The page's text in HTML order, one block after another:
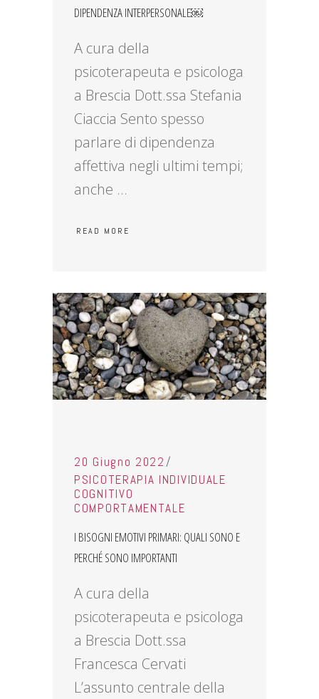
DIPENDENZA INTERPERSONALE￼
A cura della
psicoterapeuta e psicologa
a Brescia Dott.ssa Stefania
Ciaccia Sento spesso
parlare di dipendenza
affettiva negli ultimi tempi;
anche
READ MORE
20 Giugno 2022
PSICOTERAPIA INDIVIDUALE
COGNITIVO
COMPORTAMENTALE
I BISOGNI EMOTIVI PRIMARI: QUALI SONO E
PERCHÉ SONO IMPORTANTI
A cura della
psicoterapeuta e psicologa
a Brescia Dott.ssa
Francesca Cervati
L’assunto centrale della